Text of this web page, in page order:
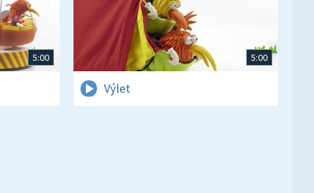
5:00 5:00
Výlet